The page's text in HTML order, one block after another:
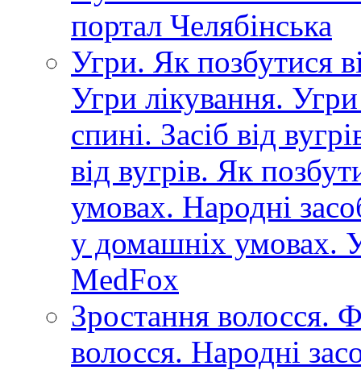
портал Челябінська
Угри. Як позбутися
Угри лікування.
спині. Засіб від
від вугрів. Як
умовах. Народні
у домашніх умовах.
MedFox
Зростання волосся.
волосся. Народні